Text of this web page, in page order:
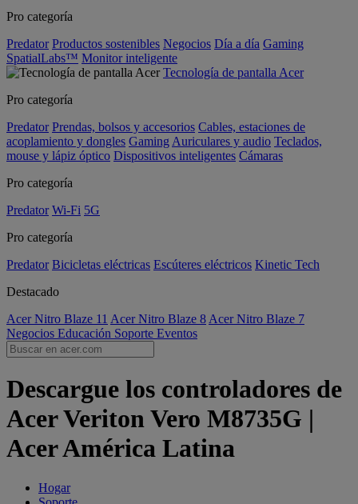
Pro categoría
Predator Productos sostenibles Negocios Día a día Gaming
SpatialLabs™ Monitor inteligente
Tecnología de pantalla Acer
Pro categoría
Predator Prendas, bolsos y accesorios Cables, estaciones de
acoplamiento y dongles Gaming Auriculares y audio Teclados,
mouse y lápiz óptico Dispositivos inteligentes Cámaras
Pro categoría
Predator Wi-Fi 5G
Pro categoría
Predator Bicicletas eléctricas Escúteres eléctricos Kinetic Tech
Destacado
Acer Nitro Blaze 11 Acer Nitro Blaze 8 Acer Nitro Blaze 7
Negocios Educación Soporte Eventos
Descargue los controladores de
Acer Veriton Vero M8735G |
Acer América Latina
Hogar